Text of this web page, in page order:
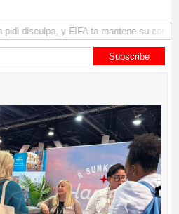
disculpa, y FIFA ta mantene su como
Subscribe